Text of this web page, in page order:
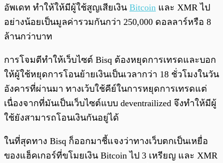
อัพเดท ทำให้ให้มีผู้ใช้สูญเสียเงิน Bitcoin และ XMR ไป
อย่างน้อยเป็นมูลค่ารวมกันกว่า 250,000 ดอลลาร์หรือ 8
ล้านกว่าบาท
การโจมตีทำให้เว็บไซต์ Bisq ต้องหยุดการเทรดและบอก
ให้ผู้ใช้หยุดการโอนย้ายเงินเป็นเวลากว่า 18 ชั่วโมงในวัน
อังคารที่ผ่านมา ทางเว้บใช้คีย์ในการหยุดการเทรดแต่
เนื่องจากที่มันเป็นเว็บไซต์แบบ deventrailized จึงทำให้มีผู้
ใช้ยังสามารถโอนเงินกันอยู่ได้
ในที่สุดทาง Bisq ก็ออกมาชี้แจงว่าทางเว็บตกเป็นเหยื่อ
ของแฮ็คเกอร์ที่ขโมยเงิน Bitcoin ไป 3 เหรียญ และ XMR